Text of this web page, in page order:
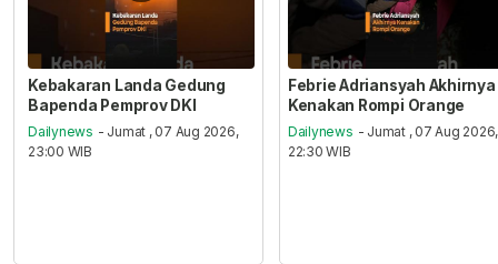
Kebakaran Landa Gedung
Bapenda Pemprov DKI
Dailynews - Jumat , 07 Aug 2026,
23:00 WIB
Febrie Adriansyah Akhirnya
Kenakan Rompi Orange
Dailynews - Jumat , 07 Aug 2026,
22:30 WIB